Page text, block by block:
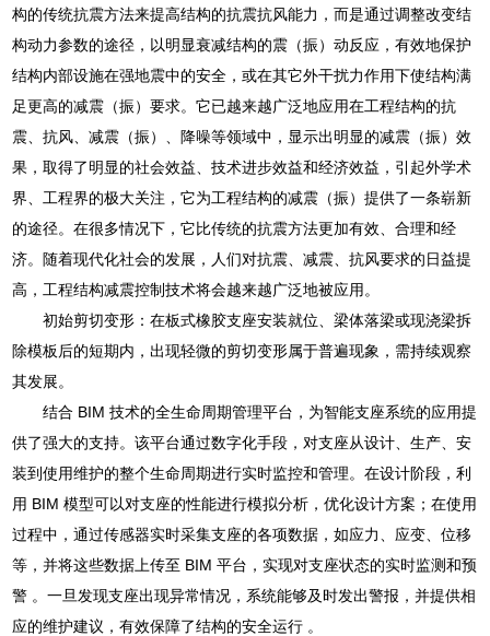
构的传统抗震方法来提高结构的抗震抗风能力，而是通过调整改变结
构动力参数的途径，以明显衰减结构的震（振）动反应，有效地保护
结构内部设施在强地震中的安全，或在其它外干扰力作用下使结构满
足更高的减震（振）要求。它已越来越广泛地应用在工程结构的抗
震、抗风、减震（振）、降噪等领域中，显示出明显的减震（振）效
果，取得了明显的社会效益、技术进步效益和经济效益，引起外学术
界、工程界的极大关注，它为工程结构的减震（振）提供了一条崭新
的途径。在很多情况下，它比传统的抗震方法更加有效、合理和经
济。随着现代化社会的发展，人们对抗震、减震、抗风要求的日益提
高，工程结构减震控制技术将会越来越广泛地被应用。
初始剪切变形：在板式橡胶支座安装就位、梁体落梁或现浇梁拆
除模板后的短期内，出现轻微的剪切变形属于普遍现象，需持续观察
其发展。
结合 BIM 技术的全生命周期管理平台，为智能支座系统的应用提
供了强大的支持。该平台通过数字化手段，对支座从设计、生产、安
装到使用维护的整个生命周期进行实时监控和管理。在设计阶段，利
用 BIM 模型可以对支座的性能进行模拟分析，优化设计方案；在使用
过程中，通过传感器实时采集支座的各项数据，如应力、应变、位移
等，并将这些数据上传至 BIM 平台，实现对支座状态的实时监测和预
警 。一旦发现支座出现异常情况，系统能够及时发出警报，并提供相
应的维护建议，有效保障了结构的安全运行 。